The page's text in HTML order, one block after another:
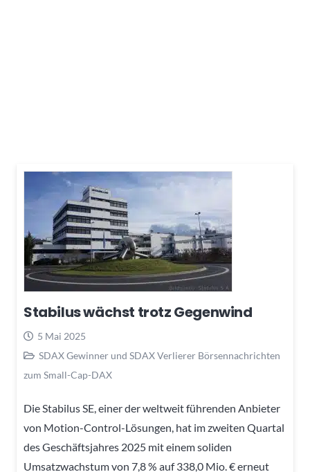
Stabilus wächst trotz Gegenwind
5 Mai 2025
SDAX Gewinner und SDAX Verlierer Börsennachrichten
zum Small-Cap-DAX
Die Stabilus SE, einer der weltweit führenden Anbieter
von Motion-Control-Lösungen, hat im zweiten Quartal
des Geschäftsjahres 2025 mit einem soliden
Umsatzwachstum von 7,8 % auf 338,0 Mio. € erneut